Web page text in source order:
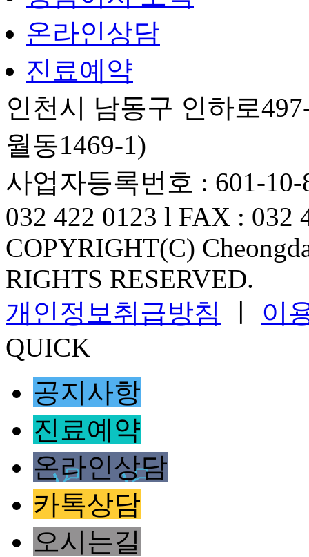
온라인상담
진료예약
인천시 남동구 인하로
월동1469-1)
사업자등록번호 : 601-
032 422 0123 l FAX : 032
COPYRIGHT(C)
RIGHTS RESERVED.
개인정보취급방침
이
QUICK
공지사항
진료예약
온라인상담
카톡상담
오시는길